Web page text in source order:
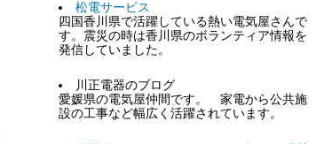
松電サービス
四国香川県で活躍している熱い電気屋さんで
す。震災の時は香川県のボランティア情報を
発信していました。
川正電器のブログ
愛媛県の電気屋仲間です。 家電から公共施
設の工事など幅広く活躍されています。